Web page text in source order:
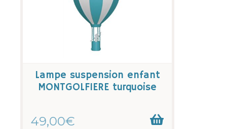
Lampe suspension enfant
MONTGOLFIERE turquoise
49,00€